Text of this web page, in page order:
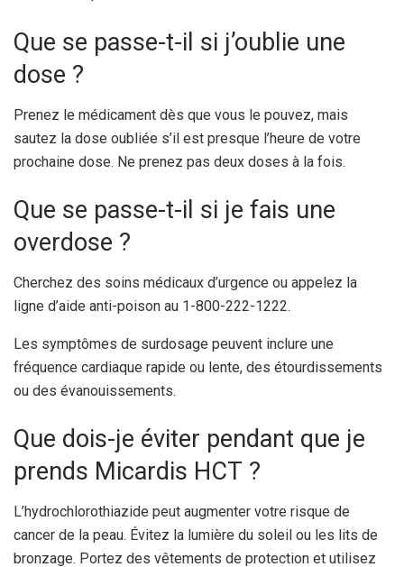
Que se passe-t-il si j’oublie une
dose ?
Prenez le médicament dès que vous le pouvez, mais
sautez la dose oubliée s’il est presque l’heure de votre
prochaine dose. Ne prenez pas deux doses à la fois.
Que se passe-t-il si je fais une
overdose ?
Cherchez des soins médicaux d’urgence ou appelez la
ligne d’aide anti-poison au 1-800-222-1222.
Les symptômes de surdosage peuvent inclure une
fréquence cardiaque rapide ou lente, des étourdissements
ou des évanouissements.
Que dois-je éviter pendant que je
prends Micardis HCT ?
L’hydrochlorothiazide peut augmenter votre risque de
cancer de la peau. Évitez la lumière du soleil ou les lits de
bronzage. Portez des vêtements de protection et utilisez